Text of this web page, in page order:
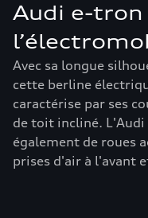
Audi e-tron
Avec sa longue
cette berline
caractérise par ses
de toit incliné.
également de roues
prises d'air à l'avant